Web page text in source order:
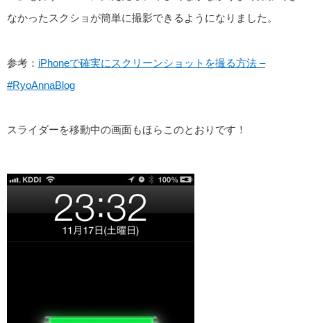
なかったスクショが簡単に撮影できるようになりました。
参考： iPhoneで確実にスクリーンショットを撮る方法 –
#RyoAnnaBlog
スライダーを移動中の画面もほらこのとおりです！